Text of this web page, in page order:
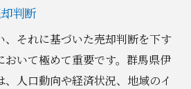
判断
、それに基づいた売却判断を下す
おいて極めて重要です。群馬県伊
人口動向や経済状況、地域のイ